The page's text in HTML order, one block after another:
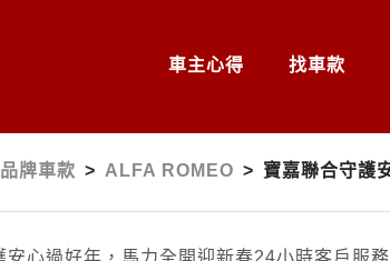
車主心得 找車款
品牌車款 > ALFA ROMEO > 寶嘉聯合守護